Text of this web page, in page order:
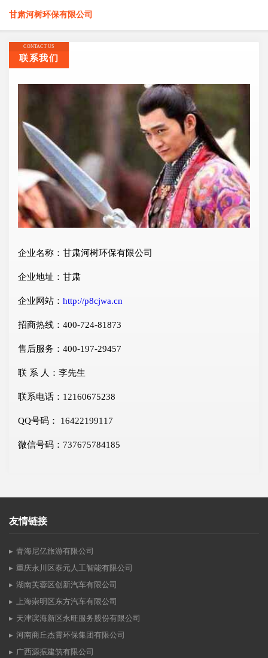
甘肃河树环保有限公司
CONTACT US
联系我们
企业名称：甘肃河树环保有限公司
企业地址：甘肃
企业网站： http://p8cjwa.cn
招商热线：400-724-81873
售后服务：400-197-29457
联 系 人：李先生
联系电话：12160675238
QQ号码： 16422199117
微信号码：737675784185
友情链接
青海尼亿旅游有限公司
重庆永川区泰元人工智能有限公司
湖南芙蓉区创新汽车有限公司
上海崇明区东方汽车有限公司
天津滨海新区永旺服务股份有限公司
河南商丘杰霄环保集团有限公司
广西源振建筑有限公司